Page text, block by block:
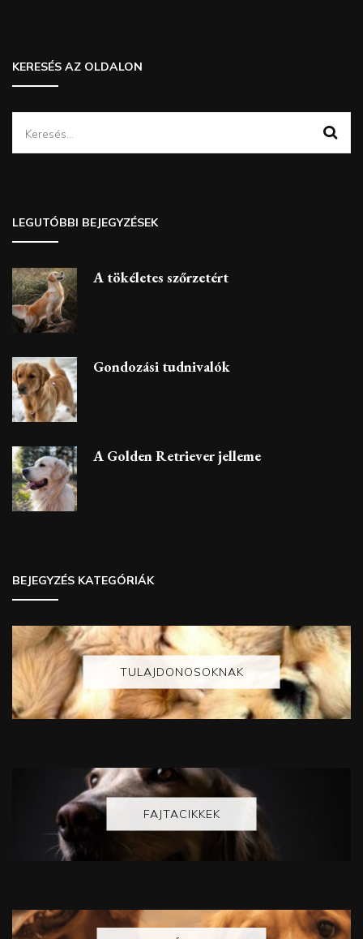
KERESÉS AZ OLDALON
Keresés:
LEGUTÓBBI BEJEGYZÉSEK
A tökéletes szőrzetért
Gondozási tudnivalók
A Golden Retriever jelleme
BEJEGYZÉS KATEGÓRIÁK
TULAJDONOSOKNAK
FAJTACIKKEK